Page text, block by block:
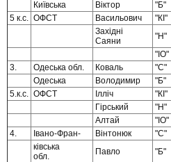
Київська
Віктор "Б"
5 к.с. ОФСТ Васильович "КІ"
Західні
Саяни
"Н"
"IO"
3.
Одеська обл. Коваль "С"
Одеська
Володимир "Б"
5.к.с. ОФСТ Ілліч "КІ"
Гірський
"Н"
Алтай
"IO"
4.
Івано-Фран- Вінтонюк "С"
ківська
обл.
Павло "Б"